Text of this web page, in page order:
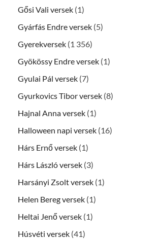
Gősi Vali versek (1)
Gyárfás Endre versek (5)
Gyerekversek (1 356)
Gyökössy Endre versek (1)
Gyulai Pál versek (7)
Gyurkovics Tibor versek (8)
Hajnal Anna versek (1)
Halloween napi versek (16)
Hárs Ernő versek (1)
Hárs László versek (3)
Harsányi Zsolt versek (1)
Helen Bereg versek (1)
Heltai Jenő versek (1)
Húsvéti versek (41)